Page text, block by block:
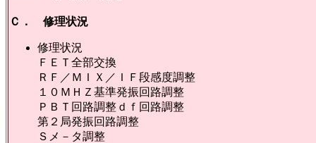
Ｃ． 修理状況
修理状況
ＦＥＴ全部交換
ＲＦ／ＭＩＸ／ＩＦ段感度調整
１０ＭＨＺ基準発振回路調整
ＰＢＴ回路調整ｄｆ回路調整
第２局発振回路調整
Ｓメ－タ調整